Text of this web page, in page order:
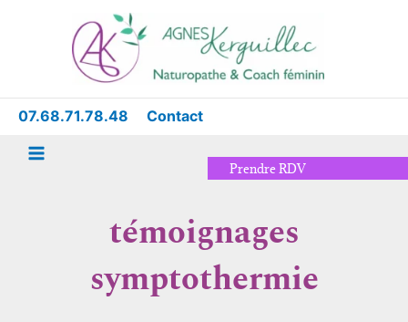
07.68.71.78.48 Contact
Menu
Prendre RDV
témoignages
symptothermie